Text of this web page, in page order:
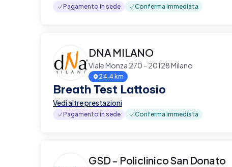
Pagamento in sede Conferma immediata
DNA MILANO
Viale Monza 270 - 20128 Milano
24.4 km
Breath Test Lattosio
Vedi altre prestazioni
Pagamento in sede Conferma immediata
GSD - Policlinico San Donato